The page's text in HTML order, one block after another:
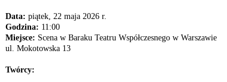
Data: piątek, 22 maja 2026 r.
Godzina: 11:00
Miejsce: Scena w Baraku Teatru Współczesnego w Warszawie
ul. Mokotowska 13
Twórcy: